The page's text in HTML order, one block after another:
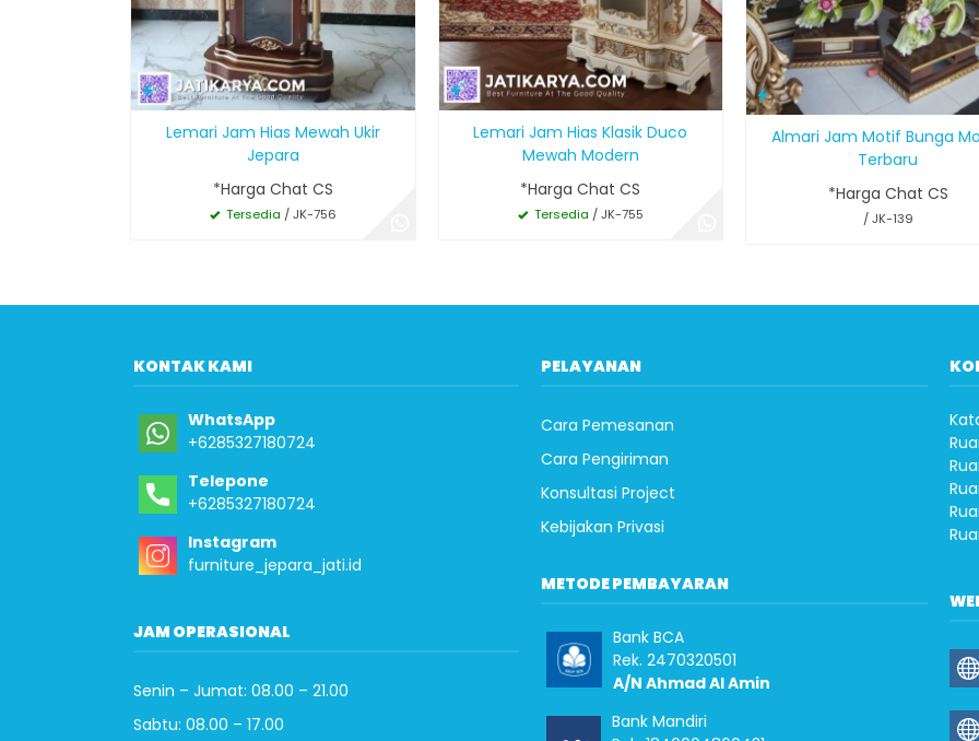
Lemari Jam Hias Mewah Ukir
Jepara
*Harga Chat CS
Tersedia / JK-756
Lemari Jam Hias Klasik Duco
Mewah Modern
*Harga Chat CS
Tersedia / JK-755
Almari Jam Motif Bunga
Terbaru
*Harga Chat CS
/ JK-139
KONTAK KAMI
WhatsApp
+6285327180724
Telepone
+6285327180724
Instagram
furniture_jepara_jati.id
JAM OPERASIONAL
Senin – Jumat: 08.00 – 21.00
Sabtu: 08.00 – 17.00
PELAYANAN
Cara Pemesanan
Cara Pengiriman
Konsultasi Project
Kebijakan Privasi
METODE PEMBAYARAN
Bank BCA
Rek. 2470320501
A/N Ahmad Al Amin
Bank Mandiri